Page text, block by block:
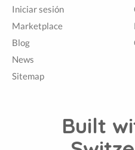
Iniciar sesión
Marketplace
Blog
News
Sitemap
Built